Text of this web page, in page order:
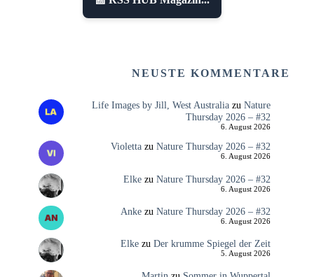
NEUSTE KOMMENTARE
Life Images by Jill, West Australiazu Nature
Thursday 2026 – #32
6. August 2026
Violettazu Nature Thursday 2026 – #32
6. August 2026
Elkezu Nature Thursday 2026 – #32
6. August 2026
Ankezu Nature Thursday 2026 – #32
6. August 2026
Elkezu Der krumme Spiegel der Zeit
5. August 2026